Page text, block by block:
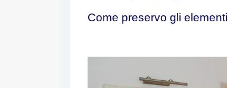
Come preservo gli